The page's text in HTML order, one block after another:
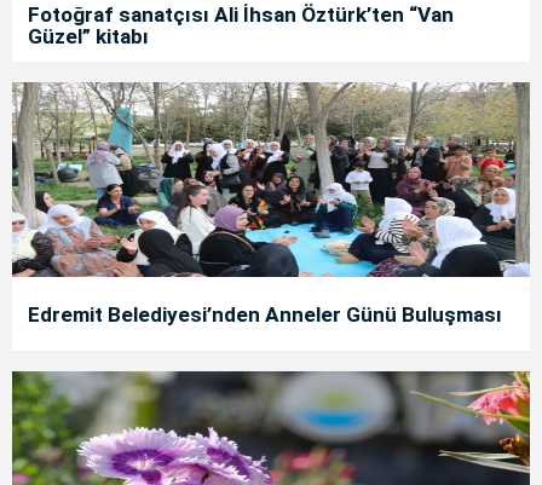
Fotoğraf sanatçısı Ali İhsan Öztürk’ten “Van
Güzel” kitabı
Edremit Belediyesi’nden Anneler Günü Buluşması